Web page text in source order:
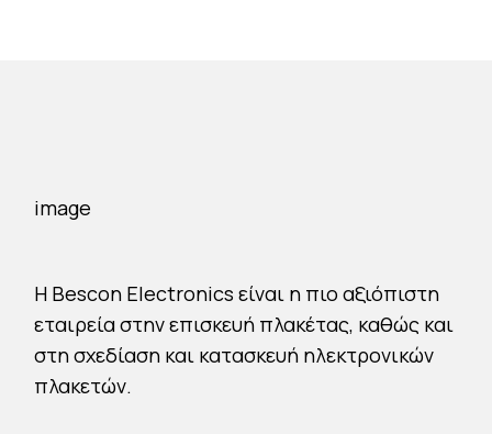
H Bescon Electronics είναι η πιο αξιόπιστη
εταιρεία στην επισκευή πλακέτας, καθώς και
στη σχεδίαση και κατασκευή ηλεκτρονικών
πλακετών.